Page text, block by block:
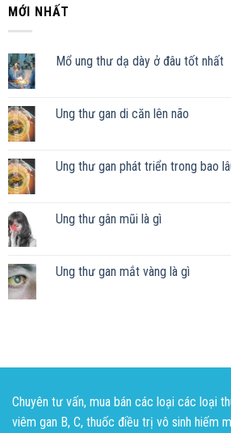
MỚI NHẤT
Mổ ung thư dạ dày ở đâu tốt nhất
Ung thư gan di căn lên não
Ung thư gan phát triển trong bao
Ung thư gân mũi là gì
Ung thư gan mắt vàng là gì
Chuyên tư vấn, mua bán các loại các loại
viêm gan B, C, thuốc điều trị vô sinh hiếm